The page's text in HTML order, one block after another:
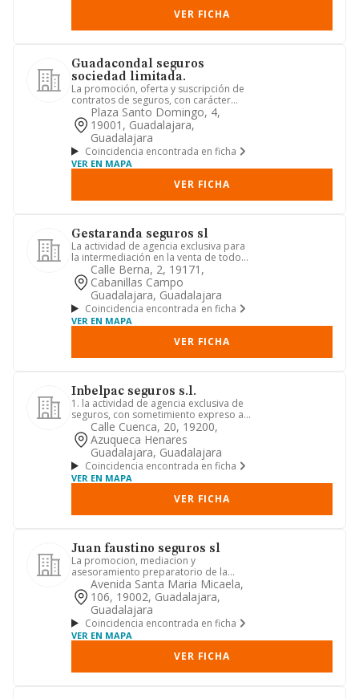
VER FICHA
Guadacondal seguros
sociedad limitada.
La promoción, oferta y suscripción de
contratos de seguros, con carácter
exclusivo para seguros cat...
Plaza Santo Domingo, 4,
19001, Guadalajara,
Guadalajara
Coincidencia encontrada en ficha
VER EN MAPA
VER FICHA
Gestaranda seguros sl
La actividad de agencia exclusiva para
la intermediación en la venta de todo
tipo de seguros, con s...
Calle Berna, 2, 19171,
Cabanillas Campo
Guadalajara, Guadalajara
Coincidencia encontrada en ficha
VER EN MAPA
VER FICHA
Inbelpac seguros s.l.
1. la actividad de agencia exclusiva de
seguros, con sometimiento expreso a
la legislación específi...
Calle Cuenca, 20, 19200,
Azuqueca Henares
Guadalajara, Guadalajara
Coincidencia encontrada en ficha
VER EN MAPA
VER FICHA
Juan faustino seguros sl
La promocion, mediacion y
asesoramiento preparatorio de la
normalizacion de contratos de seguros
y ...
Avenida Santa Maria Micaela,
106, 19002, Guadalajara,
Guadalajara
Coincidencia encontrada en ficha
VER EN MAPA
VER FICHA